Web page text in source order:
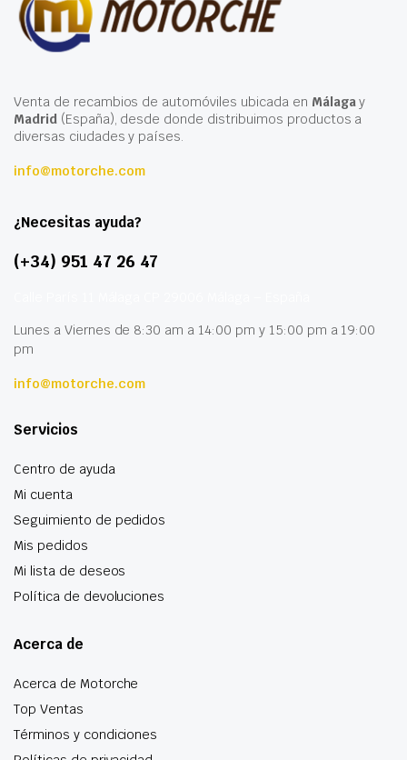
Venta de recambios de automóviles ubicada en Málagay
Madrid(España), desde donde distribuimos productos a
diversas ciudades y países.
info@motorche.com
¿Necesitas ayuda?
(+34) 951 47 26 47
Lunes a Viernes de 8:30 am a 14:00 pm y 15:00 pm a 19:00
pm
info@motorche.com
Servicios
Centro de ayuda
Mi cuenta
Seguimiento de pedidos
Mis pedidos
Mi lista de deseos
Política de devoluciones
Acerca de
Acerca de Motorche
Top Ventas
Términos y condiciones